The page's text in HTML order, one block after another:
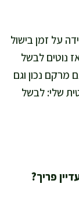
על זמן בישול
נוטים לבשל
מרקם נכון וגם
שלי: לבשל